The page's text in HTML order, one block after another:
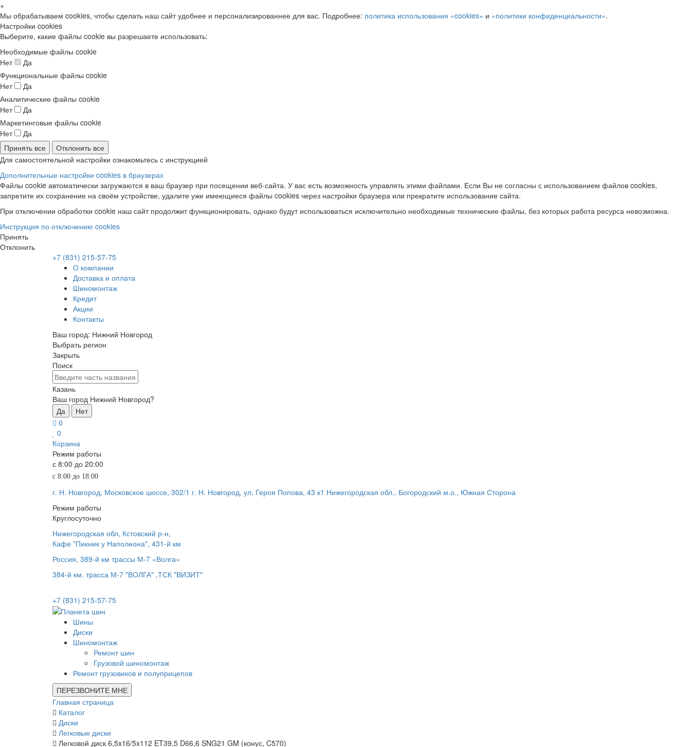
×
Мы обрабатываем cookies, чтобы сделать наш сайт удобнее и персонализированнее для вас. Подробнее: политика использования «cookies» и «политики конфиденциальности».
Настройки cookies
Выберите, какие файлы cookie вы разрешаете использовать:
Необходимые файлы cookie
Нет
Да
Функциональные файлы cookie
Нет
Да
Аналитические файлы cookie
Нет
Да
Маркетинговые файлы cookie
Нет
Да
Принять все
Отклонить все
Для самостоятельной настройки ознакомьтесь с инструкцией
Дополнительные настройки cookies в браузерах
Файлы cookie автоматически загружаются в ваш браузер при посещении веб-сайта. У вас есть возможность управлять этими файлами. Если Вы не согласны с использованием файлов cookies,
запретите их сохранение на своём устройстве, удалите уже имеющиеся файлы cookies через настройки браузера или прекратите использование сайта.
При отключении обработки cookie наш сайт продолжит функционировать, однако будут использоваться исключительно необходимые технические файлы, без которых работа ресурса невозможна.
Инструкция по отключению cookies
Принять
Отклонить
+7 (831) 215-57-75
О компании
Доставка и оплата
Шиномонтаж
Кредит
Акции
Контакты
Ваш город: Нижний Новгород
Выбрать регион
Закрыть
Поиск
Казань
Ваш город Нижний Новгород?
Да
Нет
0
0
Корзина
Режим работы
с 8:00 до 20:00
с 8:00 до 18:00
г. Н. Новгород, Московское шоссе, 302/1 г. Н. Новгород, ул. Героя Попова, 43 к1 Нижегородская обл., Богородский м.о., Южная Сторона
Режим работы
Круглосуточно
Нижегородская обл, Кстовский р-н,
Кафе "Пикник у Наполеона", 431-й км
Россия, 389-й км трассы М-7 «Волга»
384-й км. трасса М-7 "ВОЛГА" ,ТСК "ВИЗИТ"
+7 (831) 215-57-75
Шины
Диски
Шиномонтаж
Ремонт шин
Грузовой шиномонтаж
Ремонт грузовиков и полуприцепов
ПЕРЕЗВОНИТЕ МНЕ
Главная страница
Каталог
Диски
Легковые диски
Легковой диск 6,5x16/5x112 ET39,5 D66,6 SNG21 GM (конус, C570)